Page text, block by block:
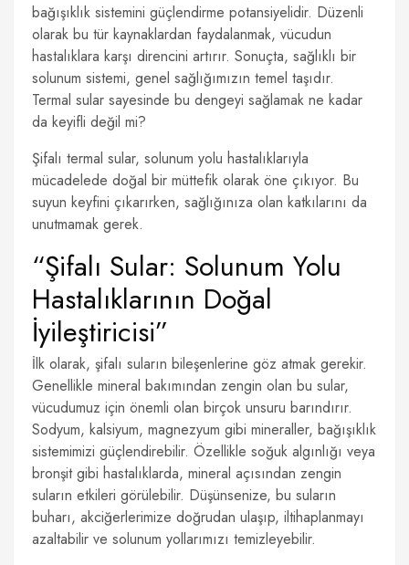
bağışıklık sistemini güçlendirme potansiyelidir. Düzenli
olarak bu tür kaynaklardan faydalanmak, vücudun
hastalıklara karşı direncini artırır. Sonuçta, sağlıklı bir
solunum sistemi, genel sağlığımızın temel taşıdır.
Termal sular sayesinde bu dengeyi sağlamak ne kadar
da keyifli değil mi?
Şifalı termal sular, solunum yolu hastalıklarıyla
mücadelede doğal bir müttefik olarak öne çıkıyor. Bu
suyun keyfini çıkarırken, sağlığınıza olan katkılarını da
unutmamak gerek.
“Şifalı Sular: Solunum Yolu
Hastalıklarının Doğal
İyileştiricisi”
İlk olarak, şifalı suların bileşenlerine göz atmak gerekir.
Genellikle mineral bakımından zengin olan bu sular,
vücudumuz için önemli olan birçok unsuru barındırır.
Sodyum, kalsiyum, magnezyum gibi mineraller, bağışıklık
sistemimizi güçlendirebilir. Özellikle soğuk algınlığı veya
bronşit gibi hastalıklarda, mineral açısından zengin
suların etkileri görülebilir. Düşünsenize, bu suların
buharı, akciğerlerimize doğrudan ulaşıp, iltihaplanmayı
azaltabilir ve solunum yollarımızı temizleyebilir.